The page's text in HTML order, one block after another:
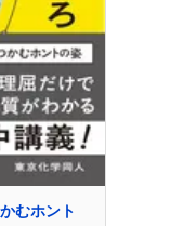
むホント